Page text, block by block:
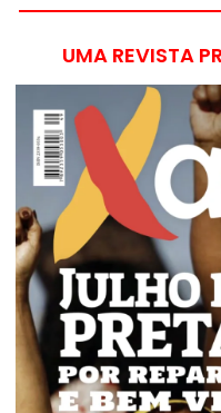
UMA REVISTA